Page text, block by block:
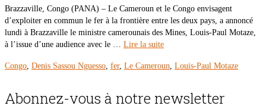
Brazzaville, Congo (PANA) – Le Cameroun et le Congo envisagent
d’exploiter en commun le fer à la frontière entre les deux pays, a annoncé
lundi à Brazzaville le ministre camerounais des Mines, Louis-Paul Motaze,
à l’issue d’une audience avec le … Lire la suite
Congo, Denis Sassou Nguesso, fer, Le Cameroun, Louis-Paul Motaze
Abonnez-vous à notre newsletter